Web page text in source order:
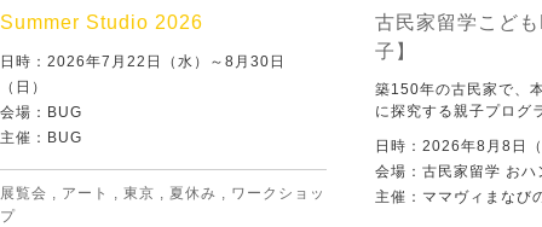
Summer Studio 2026
日時：2026年7月22日（水）～8月30日
（日）
会場：BUG
主催：BUG
展覧会 , アート , 東京 , 夏休み , ワークショッ
プ
古民家留学こど
子】
築150年の古民家で、
に探究する親子プログ
日時：2026年8月8日
会場：古民家留学 おハ
主催：ママヴィまなび